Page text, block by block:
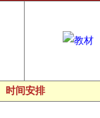
时间安排